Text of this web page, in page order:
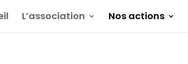
L’association Nos actions